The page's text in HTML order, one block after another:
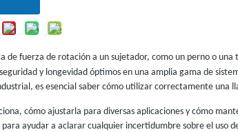
fuerza de rotación a un sujetador, como un perno o
y longevidad óptimos en una amplia gama de
es esencial saber cómo utilizar correctamente una
cómo ajustarla para diversas aplicaciones y cómo
ayudar a aclarar cualquier incertidumbre sobre el uso